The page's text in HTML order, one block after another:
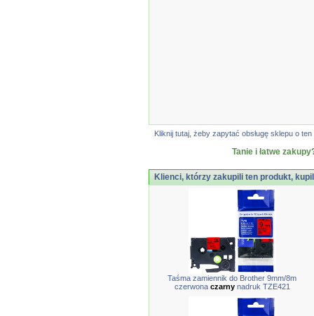
Kliknij tutaj, żeby zapytać obsługę sklepu o
Tanie i łatwe
Klienci, którzy zakupili ten produkt,
Taśma zamiennik do Brother 9mm/8m
czerwonaczarnynadruk TZE421